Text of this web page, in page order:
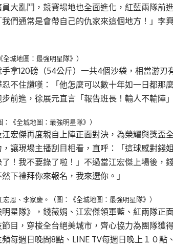
大亂鬥，競賽場地也全面進化，紅藍兩隊前
們通常是會帶自己的仇家來這個地方！」李
城地圖：最強明星隊》）
拿120磅（54公斤）一共4個沙袋，相當游刃
不住讚嘆：「他怎麼可以數十年如一日都那
前進，徐展元直言「報告班長！輸人不輸陣
《全城地圖：最強明星隊》）
宏傑再度親自上陣正面對決，為榮耀與獎盃
讓現場主播刮目相看，直呼：「這球感對錢
！我不要錄了啦！」不過當江宏傑上場後，
下禮拜你來報名，我來選你。」
恩、李家慶。（圖：《全城地圖：最強明星隊》）
星隊》，錢薇娟、江宏傑領軍藍、紅兩隊正
目，穿梭全台絕美城市，齊心協力為團隊獲
每週日晚間8點、LINE TV每週日晚上１０點